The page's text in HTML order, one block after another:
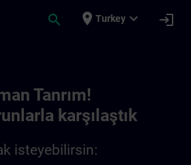
search place Turkey expand_more login
Tanrım!
karşılaştık
isteyebilirsin: